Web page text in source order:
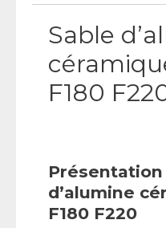
Sable
F180
d’alumine
F180 F220